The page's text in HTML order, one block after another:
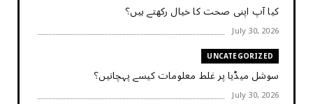
کیا آپ اپنی صحت کا خیال رکھتے ہیں؟
July 30, 2026
UNCATEGORIZED
سوشل میڈیا پر غلط معلومات کیسے پہچانیں؟
July 30, 2026